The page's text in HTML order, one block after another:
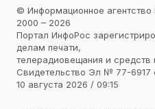
© Информационное агентство
2000 – 2026
Портал ИнфоРос
делам печати,
телерадиовещания и
Свидетельство Эл № 77-6917
10 августа 2026 / 09:15